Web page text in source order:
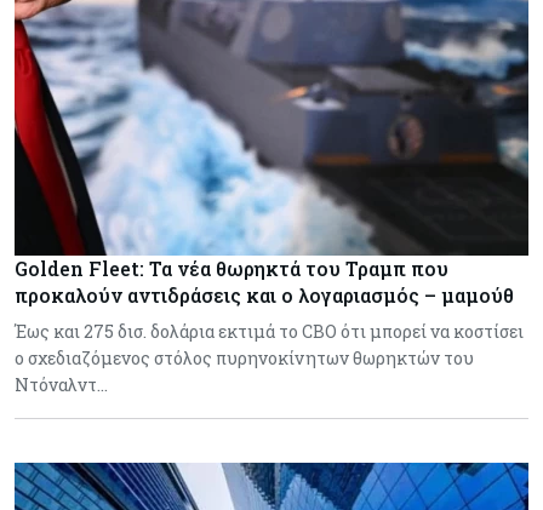
Golden Fleet: Τα νέα θωρηκτά του Τραμπ που
προκαλούν αντιδράσεις και ο λογαριασμός – μαμούθ
Έως και 275 δισ. δολάρια εκτιμά το CBO ότι μπορεί να κοστίσει
ο σχεδιαζόμενος στόλος πυρηνοκίνητων θωρηκτών του
Ντόναλντ…